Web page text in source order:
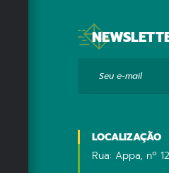
Seu e-mail
LOCALIZAÇÃO
Rua: Appa, nº